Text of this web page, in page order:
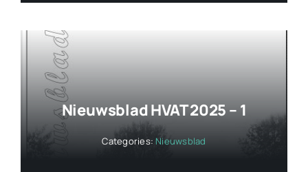
Nieuwsblad HVAT 2025 – 1
Categories:Nieuwsblad